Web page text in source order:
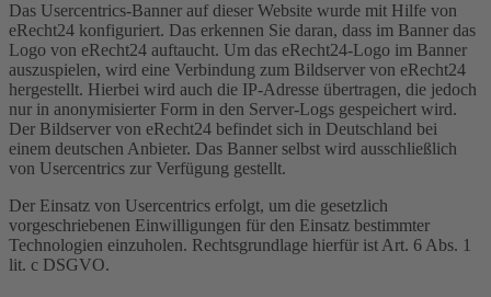
Das Usercentrics-Banner auf dieser Website wurde mit Hilfe von
eRecht24 konfiguriert. Das erkennen Sie daran, dass im Banner das
Logo von eRecht24 auftaucht. Um das eRecht24-Logo im Banner
auszuspielen, wird eine Verbindung zum Bildserver von eRecht24
hergestellt. Hierbei wird auch die IP-Adresse übertragen, die jedoch
nur in anonymisierter Form in den Server-Logs gespeichert wird.
Der Bildserver von eRecht24 befindet sich in Deutschland bei
einem deutschen Anbieter. Das Banner selbst wird ausschließlich
von Usercentrics zur Verfügung gestellt.
Der Einsatz von Usercentrics erfolgt, um die gesetzlich
vorgeschriebenen Einwilligungen für den Einsatz bestimmter
Technologien einzuholen. Rechtsgrundlage hierfür ist Art. 6 Abs. 1
lit. c DSGVO.